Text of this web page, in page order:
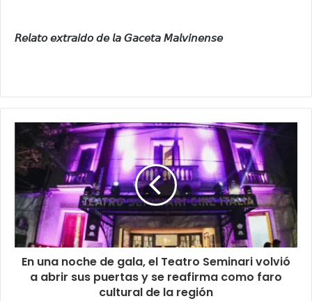
𝘙𝘦𝘭𝘢𝘵𝘰 𝘦𝘹𝘵𝘳𝘢𝘪𝘥𝘰 𝘥𝘦 𝘭𝘢 𝘎𝘢𝘤𝘦𝘵𝘢 𝘔𝘢𝘭𝘷𝘪𝘯𝘦𝘯𝘴𝘦
En una noche de gala, el Teatro Seminari volvió
a abrir sus puertas y se reafirma como faro
cultural de la región